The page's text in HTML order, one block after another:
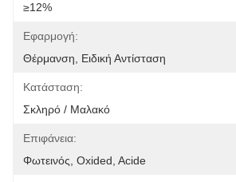
≥12%
Εφαρμογή:
Θέρμανση, Ειδική Αντίσταση
Κατάσταση:
Σκληρό / Μαλακό
Επιφάνεια:
Φωτεινός, Oxided, Acide